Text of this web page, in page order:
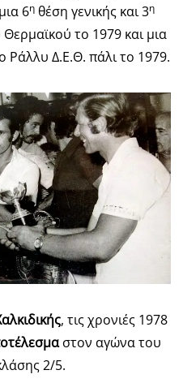
6η θέση γενικής και 3η
το 1979 και μια
Ράλλυ Δ.Ε.Θ. πάλι το 1979.
, τις χρονιές 1978
στον αγώνα του
2/5.